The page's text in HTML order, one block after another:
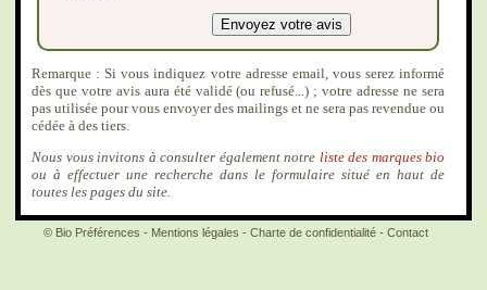
Remarque : Si vous indiquez votre adresse email, vous serez informé
dès que votre avis aura été validé (ou refusé...) ; votre adresse ne sera
pas utilisée pour vous envoyer des mailings et ne sera pas revendue ou
cédée à des tiers.
Nous vous invitons à consulter également notre liste des marques bio
ou à effectuer une recherche dans le formulaire situé en haut de
toutes les pages du site.
© Bio Préférences - Mentions légales - Charte de confidentialité- Contact